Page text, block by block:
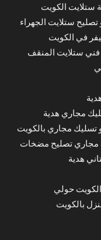
ستلايت الكويت
ستلايت الجهراء
في الكويت
ستلايت المنقف
مجاري هدية
مجاري بالكويت
مجاري تصليح مضخات
هدية
حولي
بالكويت